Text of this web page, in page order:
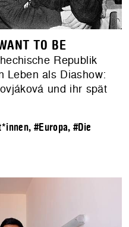
TO BE
Republik
Leben als Diashow:
und ihr spät
, #Europa,#Die